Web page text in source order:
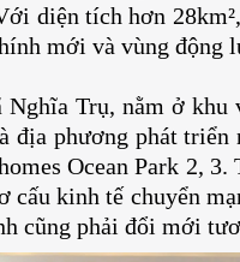
diện tích hơn
mới và vùng động
Nghĩa Trụ, nằm ở
địa phương phát triển
Ocean Park 2,
cấu kinh tế chuyển
cũng phải đổi mới